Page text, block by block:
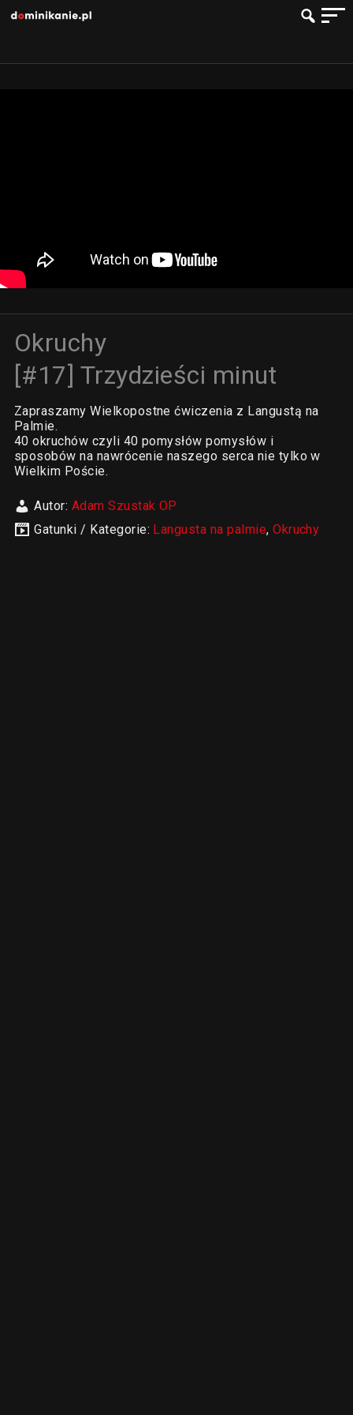
Okruchy
[#17] Trzydzieści minut
Zapraszamy Wielkopostne ćwiczenia z Langustą na
Palmie.
40 okruchów czyli 40 pomysłów pomysłów i
sposobów na nawrócenie naszego serca nie tylko w
Wielkim Poście.
Autor: Adam Szustak OP
Gatunki / Kategorie: Langusta na palmie,Okruchy